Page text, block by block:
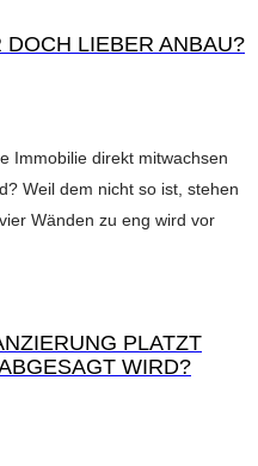
LIEBER ANBAU?
Immobilie direkt mitwachsen
Weil dem nicht so ist, stehen
Wänden zu eng wird vor
PLATZT
WIRD?